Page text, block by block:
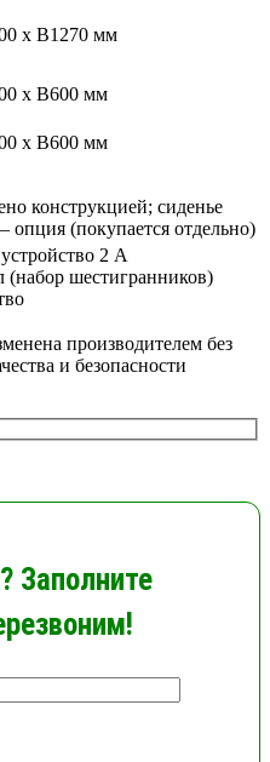
х В1270 мм
х В600 мм
х В600 мм
конструкцией; сиденье
(покупается отдельно)
2 A
(набор шестигранников)
производителем без
и безопасности
Заполните